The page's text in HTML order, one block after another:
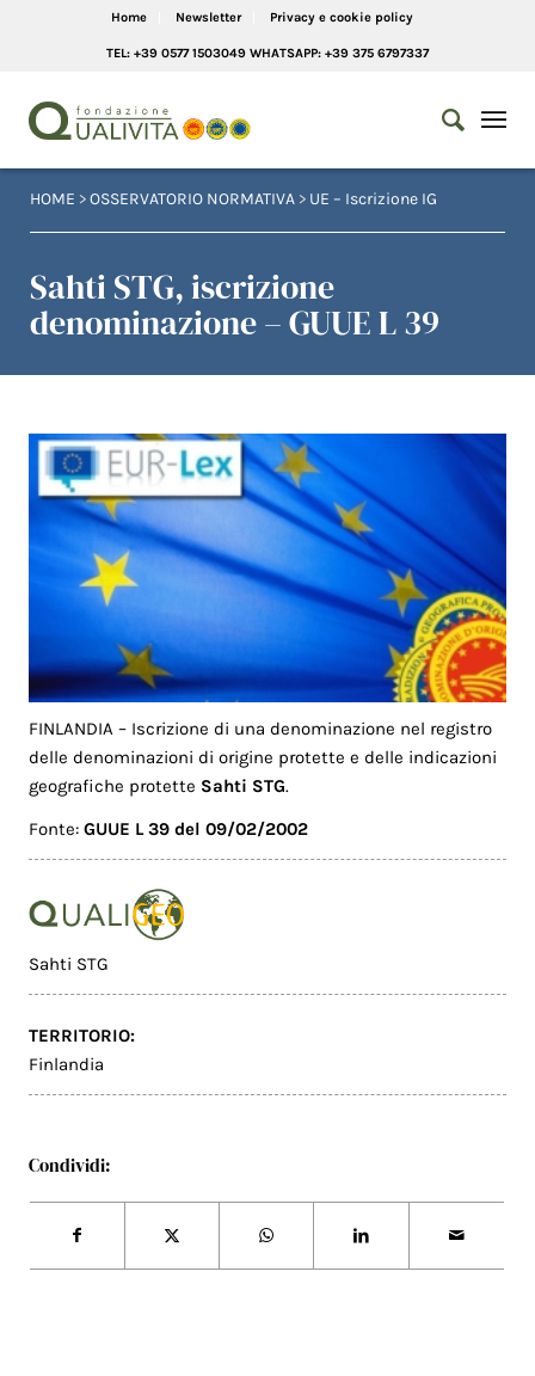
Home Newsletter Privacy e cookie policy
TEL: +39 0577 1503049 WHATSAPP: +39 375 6797337
HOME >OSSERVATORIO NORMATIVA > UE – Iscrizione IG
Sahti STG, iscrizione
denominazione – GUUE L 39
FINLANDIA – Iscrizione di una denominazione nel registro
delle denominazioni di origine protette e delle indicazioni
geografiche protette Sahti STG.
Fonte:GUUE L 39 del 09/02/2002
Sahti STG
TERRITORIO:
Finlandia
Condividi: